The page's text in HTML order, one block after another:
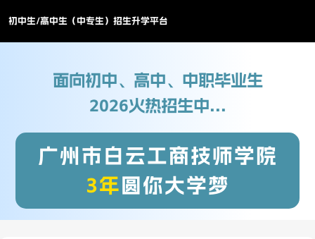
初中生/高中生（中专生）招生升学平台
面向初中、高中、中职毕业生
2026火热招生中...
广州市白云工商技师学院
3年圆你大学梦